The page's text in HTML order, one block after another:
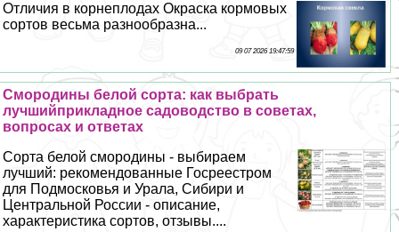
Отличия в корнеплодах Окраска кормовых
сортов весьма разнообразна...
09 07 2026 19:47:59
Смородины белой сорта: как выбрать
лучшийприкладное садоводство в советах,
вопросах и ответах
Сорта белой смородины - выбираем
лучший: рекомендованные Госреестром
для Подмосковья и Урала, Сибири и
Центральной России - описание,
хаpaктеристика сортов, отзывы....